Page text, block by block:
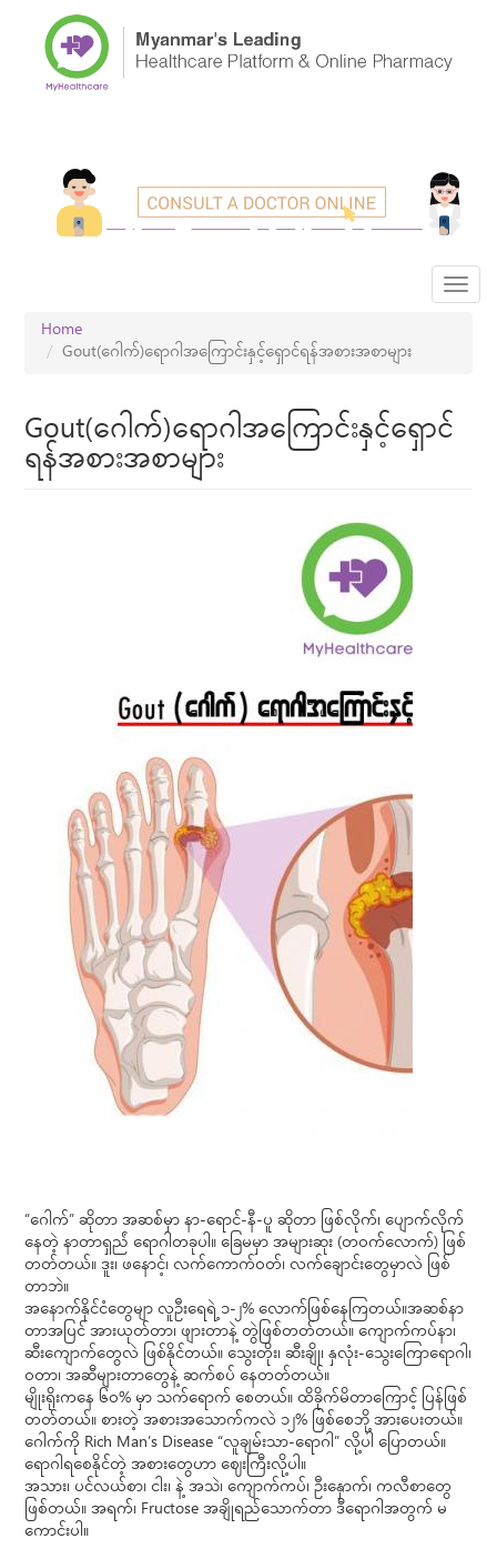
content
Home
Gout(ဂေါက်)ရောဂါအကြောင်းနှင့်ရှောင်ရန်အစားအစာများ
Gout(ဂေါက်)ရောဂါအကြောင်းနှင့်ရှောင်
ရန်အစားအစာများ
“ဂေါက်” ဆိုတာ အဆစ်မှာ နာ-ရောင်-နီ-ပူ ဆိုတာ ဖြစ်လိုက်၊ ပျောက်လိုက်
နေတဲ့ နာတာရှည် ရောဂါတခုပါ။ ခြေမမှာ အများဆုံး (တဝက်လောက်) ဖြစ်
တတ်တယ်။ ဒူး၊ ဖနောင့်၊ လက်ကောက်ဝတ်၊ လက်ချောင်းတွေမှာလဲ ဖြစ်
တာဘဲ။
အနောက်နိုင်ငံတွေမျာ လူဦးရေရဲ့ ၁-၂% လောက်ဖြစ်နေကြတယ်။အဆစ်နာ
တာအပြင် အားယုတ်တာ၊ ဖျားတာနဲ့ တွဲဖြစ်တတ်တယ်။ ကျောက်ကပ်နာ၊
ဆီးကျောက်တွေလဲ ဖြစ်နိုင်တယ်။ သွေးတိုး၊ ဆီးချို၊ နှလုံး-သွေးကြောရောဂါ၊
ဝတာ၊ အဆီများတာတွေနဲ့ ဆက်စပ် နေတတ်တယ်။
မျိုးရိုးကနေ ၆ဝ% မှာ သက်ရောက် စေတယ်။ ထိခိုက်မိတာကြောင့် ပြန်ဖြစ်
တတ်တယ်။ စားတဲ့ အစားအသောက်ကလဲ ၁၂% ဖြစ်စေဘို့ အားပေးတယ်။
ဂေါက်ကို Rich Man’s Disease “လူချမ်းသာ-ရောဂါ” လို့ပါ ပြောတယ်။
ရောဂါရစေနိုင်တဲ့ အစားတွေဟာ ဈေးကြီးလို့ပါ။
အသား၊ ပင်လယ်စာ၊ ငါး၊ နဲ့ အသဲ၊ ကျောက်ကပ်၊ ဦးနှောက်၊ ကလီစာတွေ
ဖြစ်တယ်။ အရက်၊ Fructose အချိုရည်သောက်တာ ဒီရောဂါအတွက် မ
ကောင်းပါ။